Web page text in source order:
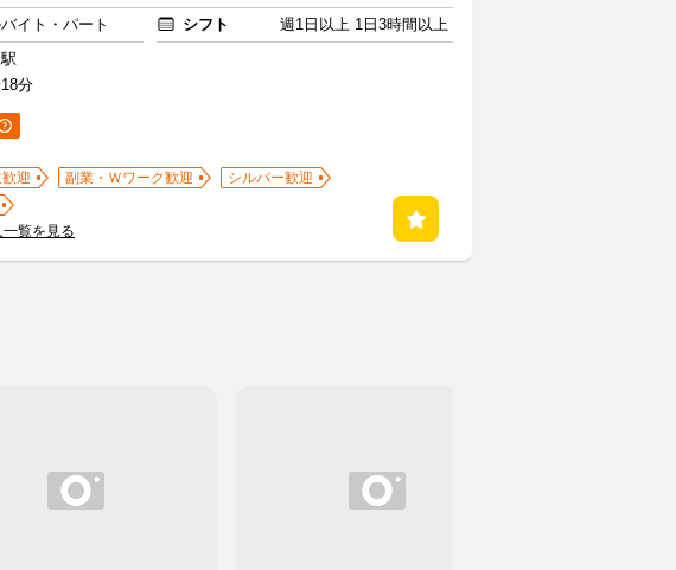
イト・パート シフト
週1日以上 1日3時間以上
分
迎 副業・Ｗワーク歓迎
シルバー歓迎
覧を見る